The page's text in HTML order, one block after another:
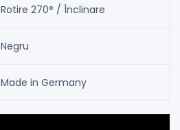
Rotire 270° / Înclinare
Negru
Made in Germany